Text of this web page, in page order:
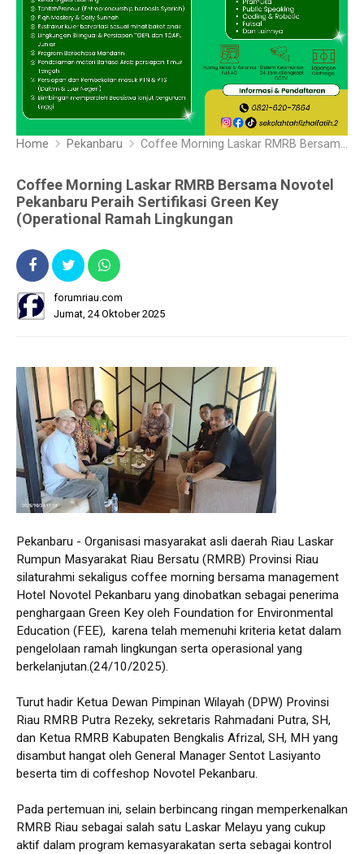
Home Pekanbaru Coffee Morning Laskar RMRB Bersama Novotel Pekanbaru Peraih Sertifikasi Green Key (Operational Ramah Lingkungan
Coffee Morning Laskar RMRB Bersama Novotel
Pekanbaru Peraih Sertifikasi Green Key
(Operational Ramah Lingkungan
forumriau.com
Jumat, 24 Oktober 2025
Pekanbaru - Organisasi masyarakat asli daerah Riau Laskar
Rumpun Masyarakat Riau Bersatu (RMRB) Provinsi Riau
silaturahmi sekaligus coffee morning bersama management
Hotel Novotel Pekanbaru yang dinobatkan sebagai penerima
penghargaan Green Key oleh Foundation for Environmental
Education (FEE), karena telah memenuhi kriteria ketat dalam
pengelolaan ramah lingkungan serta operasional yang
berkelanjutan.(24/10/2025).
Turut hadir Ketua Dewan Pimpinan Wilayah (DPW) Provinsi
Riau RMRB Putra Rezeky, sekretaris Rahmadani Putra, SH,
dan Ketua RMRB Kabupaten Bengkalis Afrizal, SH, MH yang
disambut hangat oleh General Manager Sentot Lasiyanto
beserta tim di coffeshop Novotel Pekanbaru.
Pada pertemuan ini, selain berbincang ringan memperkenalkan
RMRB Riau sebagai salah satu Laskar Melayu yang cukup
aktif dalam program kemasyarakatan serta sebagai kontrol